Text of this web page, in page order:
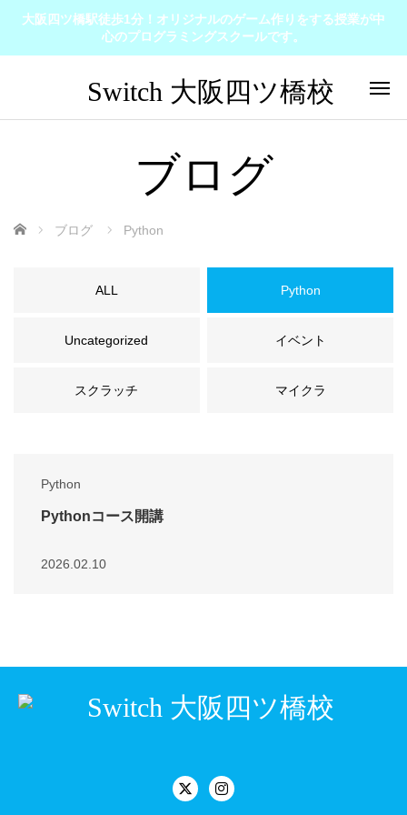
大阪四ツ橋駅徒歩1分！オリジナルのゲーム作りをする授業が中
心のプログラミングスクールです。
ブログ
ホーム ブログ Python
ALL Python
Uncategorized イベント
スクラッチ マイクラ
Python
Pythonコース開講
2026.02.10